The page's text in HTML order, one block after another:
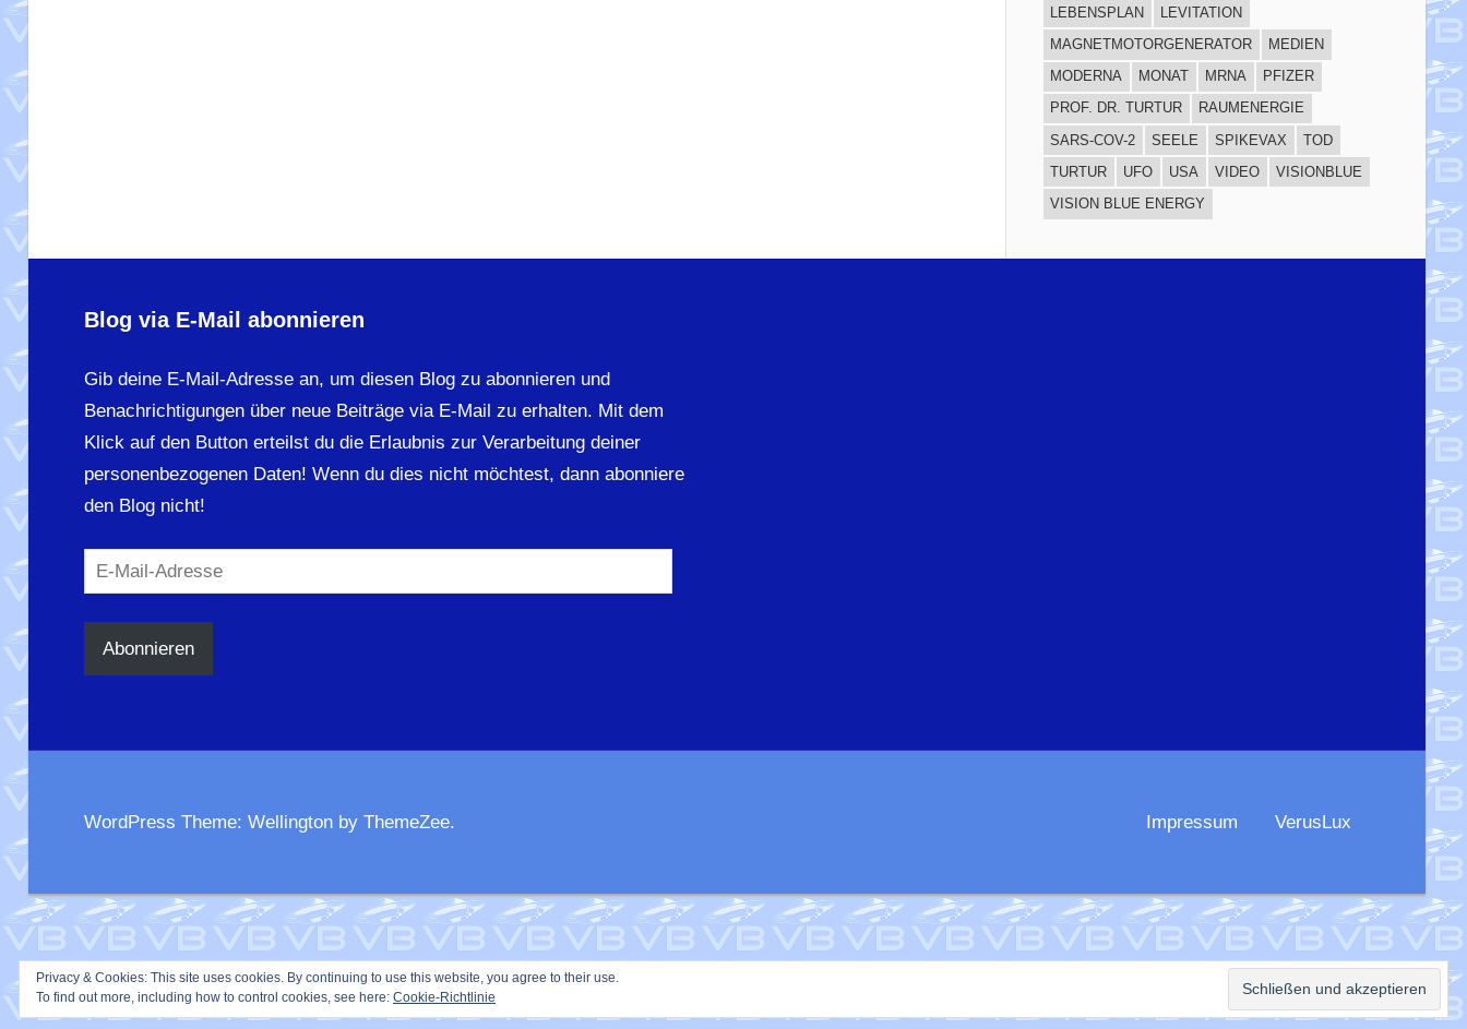
LEBENSPLAN
LEVITATION
MAGNETMOTORGENERATOR
MEDIEN
MODERNA
MONAT MRNA
PFIZER
PROF. DR. TURTUR
RAUMENERGIE
SARS-COV-2
SEELE SPIKEVAX
TOD
TURTUR
UFO USA VIDEO
VISIONBLUE
VISION BLUE ENERGY
Blog via E-Mail abonnieren
Gib deine E-Mail-Adresse an, um diesen Blog zu abonnieren und
Benachrichtigungen über neue Beiträge via E-Mail zu erhalten. Mit dem
Klick auf den Button erteilst du die Erlaubnis zur Verarbeitung deiner
personenbezogenen Daten! Wenn du dies nicht möchtest, dann abonniere
den Blog nicht!
E-
Mail-
Adresse
Abonnieren
Impressum VerusLux
WordPress Theme: Wellington by ThemeZee.
Privacy & Cookies: This site uses cookies. By continuing to use this website, you agree to their use.
To find out more, including how to control cookies, see here: Cookie-Richtlinie